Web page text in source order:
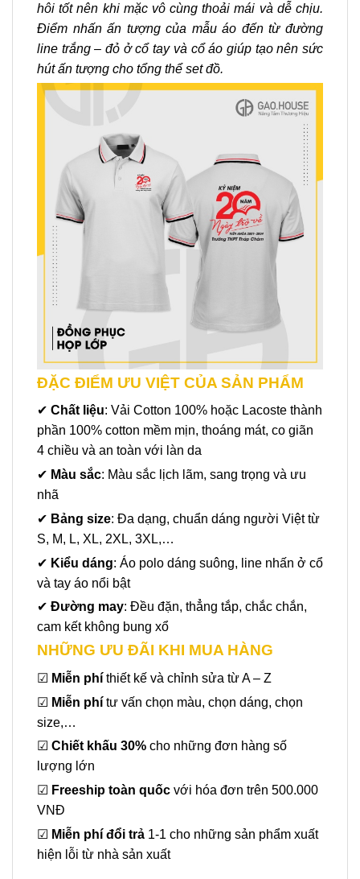
hôi tốt nên khi mặc vô cùng thoải mái và dễ chịu.
Điểm nhấn ấn tượng của mẫu áo đến từ đường
line trắng – đỏ ở cổ tay và cổ áo giúp tạo nên sức
hút ấn tượng cho tổng thể set đồ.
ĐẶC ĐIỂM ƯU VIỆT CỦA SẢN PHẨM
✔ Chất liệu: Vải Cotton 100% hoặc Lacoste thành
phần 100% cotton mềm mịn, thoáng mát, co giãn
4 chiều và an toàn với làn da
✔ Màu sắc: Màu sắc lịch lãm, sang trọng và ưu
nhã
✔ Bảng size: Đa dạng, chuẩn dáng người Việt từ
S, M, L, XL, 2XL, 3XL,…
✔ Kiểu dáng: Áo polo dáng suông, line nhấn ở cổ
và tay áo nổi bật
✔ Đường may: Đều đặn, thẳng tắp, chắc chắn,
cam kết không bung xổ
NHỮNG ƯU ĐÃI KHI MUA HÀNG
☑ Miễn phí thiết kế và chỉnh sửa từ A – Z
☑ Miễn phí tư vấn chọn màu, chọn dáng, chọn
size,…
☑ Chiết khấu 30% cho những đơn hàng số
lượng lớn
☑ Freeship toàn quốc với hóa đơn trên 500.000
VNĐ
☑ Miễn phí đổi trả 1-1 cho những sản phẩm xuất
hiện lỗi từ nhà sản xuất